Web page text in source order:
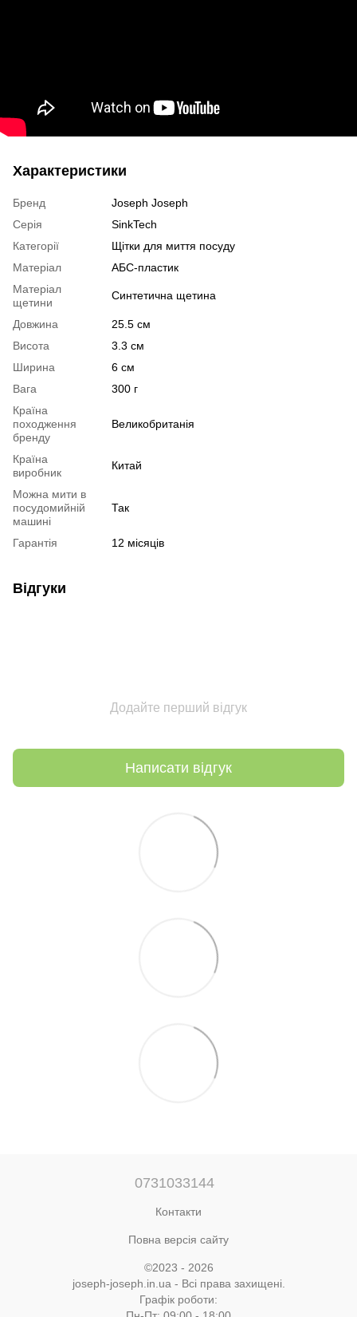
Характеристики
Бренд
Joseph Joseph
Серія
SinkTech
Категорії
Щітки для миття посуду
Матеріал
АБС-пластик
Матеріал
щетини
Синтетична щетина
Довжина
25.5 см
Висота
3.3 см
Ширина
6 см
Вага
300 г
Країна
походження
бренду
Великобританія
Країна
виробник
Китай
Можна мити в
посудомийній
машині
Так
Гарантія 12 місяців
Відгуки
Додайте перший відгук
Написати відгук
0731033144
Контакти
Повна версія сайту
©2023 - 2026
joseph-joseph.in.ua - Всі права захищені.
Графік роботи: